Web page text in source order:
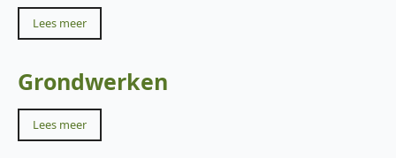
Lees meer
Grondwerken
Lees meer